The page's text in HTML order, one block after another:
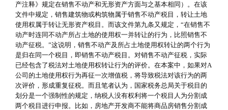
产注释》规定在销售不动产和无形资产方面与之基本相同）。在该
文件中规定，销售建筑物或构筑物属于销售不动产税目，转让土地
使用权属于转让无形资产税目。而该文件第九条又规定，“在销售不
动产时连同不动产所占土地的使用权一并转让的行为，比照销售不
动产征税。”这说明，销售不动产及所占土地使用权转让的两个行为
是归在同一个税目，即销售不动产税目。对销售不动产征税，实际
已经包含了税法对土地使用权转让行为的评价。在本案中，如果对A
公司的土地使用权行为再征一次增值税，将导致税法对该行为的两
次评价，形成重复征税。而且笔者认为，国家税务总局关于税目的
划分是一个强制性的规定，纳税人没有权利将一个税目人为分割成
两个税目进行申报。比如，房地产开发商不能将商品房销售分割成